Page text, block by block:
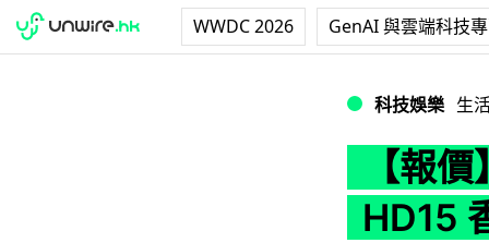
WWDC 2026 GenAI 與雲端科技
科技娛樂 生
【報
HD15